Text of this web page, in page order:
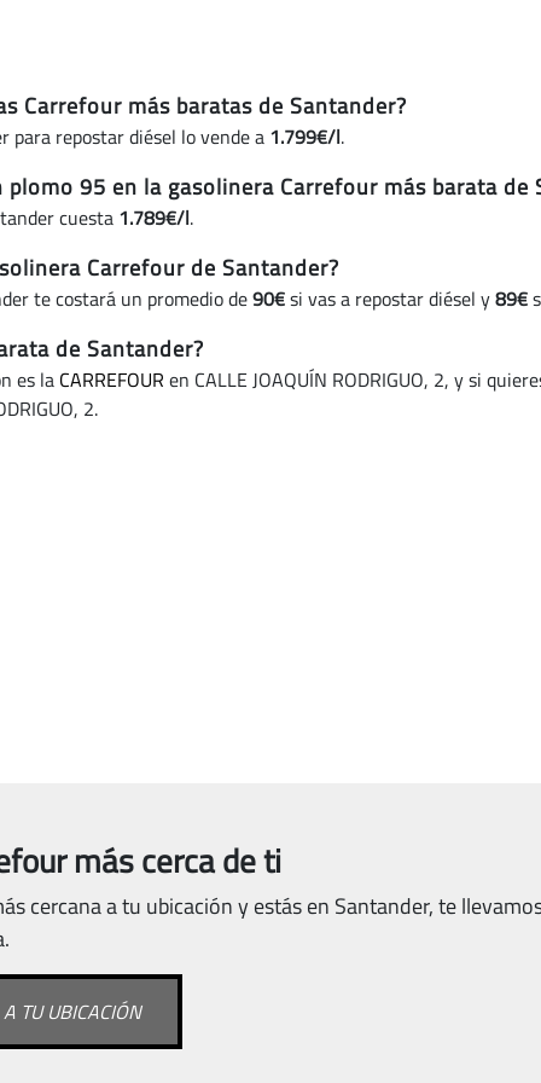
Carrefour más baratas de Santander?
para repostar diésel lo vende a 1.799€/l.
95 en la gasolinera Carrefour más barata de
cuesta 1.789€/l.
Carrefour de Santander?
te costará un promedio de90€si vas a repostar diésel y89€
de Santander?
es la CARREFOUR en CALLE JOAQUÍN RODRIGUO, 2, y si
2.
más cerca de ti
cercana a tu ubicación y estás en Santander, te
TU UBICACIÓN